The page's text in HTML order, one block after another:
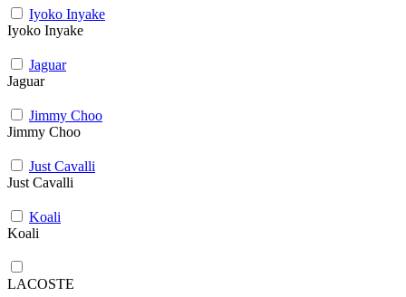
Iyoko Inyake
Iyoko Inyake
Jaguar
Jaguar
Jimmy Choo
Jimmy Choo
Just Cavalli
Just Cavalli
Koali
Koali
LACOSTE